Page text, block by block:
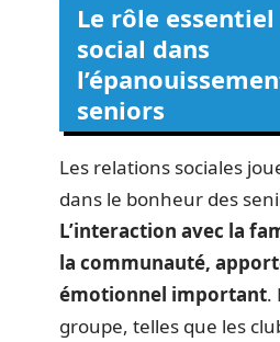
Le rôle
social dans
seniors
Les relations sociales
dans le bonheur des
L’interaction avec la
la communauté,
émotionnel important.
groupe, telles que les